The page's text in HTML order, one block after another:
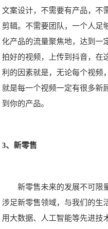
文案设计，不需要有产品，不
剪辑。不需要团队，一个人足
化产品的流量聚焦地，达到一
拍好的视频，上传到抖音，在
利的因素就是，无论每个视频
就是每一个视频一定有很多新
到你的产品。
3、新零售
新零售未来的发展不可限
涉足新零售领域，与我们的生
用大数据、人工智能等先进技